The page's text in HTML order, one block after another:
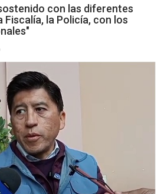
con las diferentes
la Policía, con los